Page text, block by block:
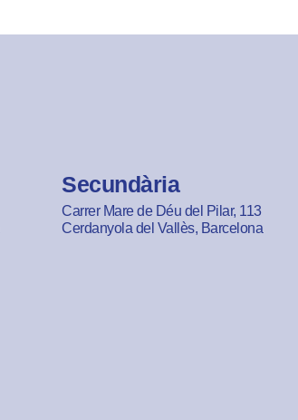
Secundària
Carrer Mare de Déu del Pilar, 113
Cerdanyola del Vallès, Barcelona